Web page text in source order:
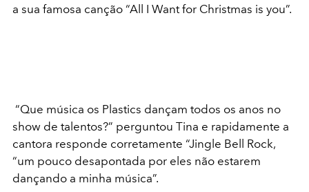
a sua famosa canção “All I Want for Christmas is you”.
“Que música os Plastics dançam todos os anos no
show de talentos?” perguntou Tina e rapidamente a
cantora responde corretamente “Jingle Bell Rock,
“um pouco desapontada por eles não estarem
dançando a minha música”.